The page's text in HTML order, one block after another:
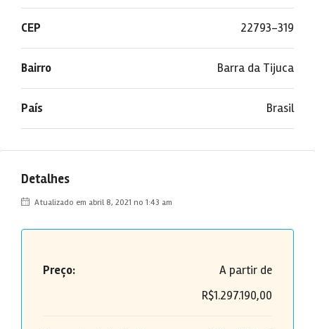
CEP 22793-319
Bairro Barra da Tijuca
País Brasil
Detalhes
Atualizado em abril 8, 2021 no 1:43 am
Preço:
A partir de
R$1.297.190,00